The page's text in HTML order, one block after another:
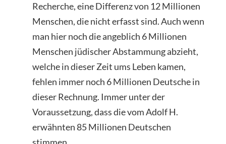
Recherche, eine Differenz von 12 Millionen
Menschen, die nicht erfasst sind. Auch wenn
man hier noch die angeblich 6 Millionen
Menschen jüdischer Abstammung abzieht,
welche in dieser Zeit ums Leben kamen,
fehlen immer noch 6 Millionen Deutsche in
dieser Rechnung. Immer unter der
Voraussetzung, dass die vom Adolf H.
erwähnten 85 Millionen Deutschen